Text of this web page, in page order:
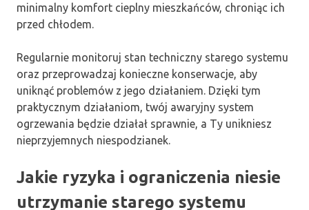
minimalny komfort cieplny mieszkańców, chroniąc ich
przed chłodem.
Regularnie monitoruj stan techniczny starego systemu
oraz przeprowadzaj konieczne konserwacje, aby
uniknąć problemów z jego działaniem. Dzięki tym
praktycznym działaniom, twój awaryjny system
ogrzewania będzie działał sprawnie, a Ty unikniesz
nieprzyjemnych niespodzianek.
Jakie ryzyka i ograniczenia niesie
utrzymanie starego systemu